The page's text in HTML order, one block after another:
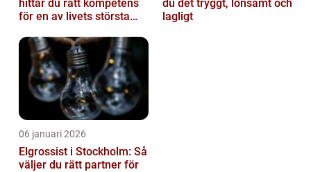
hittar du rätt kompetens
för en av livets största
du det tryggt, lönsamt och
lagligt
06 januari 2026
Elgrossist i Stockholm: Så
väljer du rätt partner för